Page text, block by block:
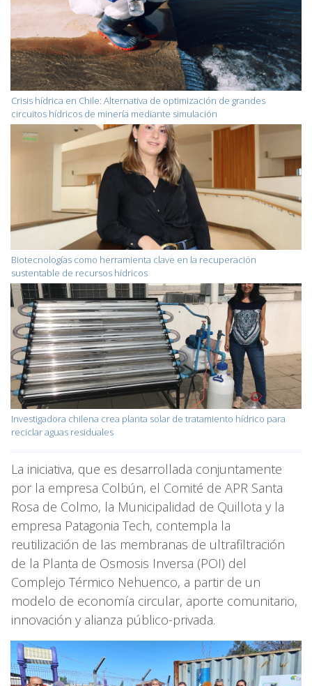
Crisis hídrica en Chile: Alternativa de optimización de grandes
circuitos hídricos de minería mediante simulación
Biotecnologías como herramienta clave en la recuperación
sustentable de recursos hídricos
Investigadora chilena crea planta solar de tratamiento hídrico para
reciclar aguas residuales
La iniciativa, que es desarrollada conjuntamente
por la empresa Colbún, el Comité de APR Santa
Rosa de Colmo, la Municipalidad de Quillota y la
empresa Patagonia Tech, contempla la
reutilización de las membranas de ultrafiltración
de la Planta de Osmosis Inversa (POI) del
Complejo Térmico Nehuenco, a partir de un
modelo de economía circular, aporte comunitario,
innovación y alianza público-privada.